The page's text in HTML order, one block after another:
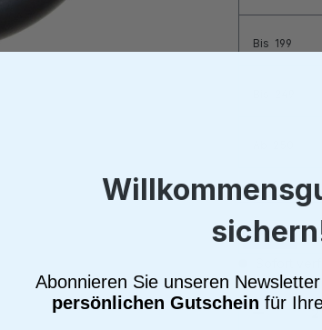
Bis 199
Alle Preise
Brutto
Abonnieren Sie unseren
persönlichen Gutschein für